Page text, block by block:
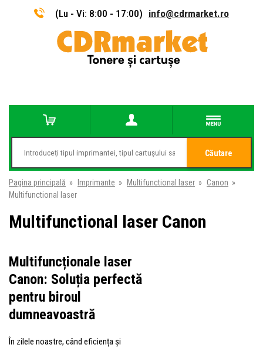
(Lu - Vi: 8:00 - 17:00) info@cdrmarket.ro
Căutare
Pagina principală » Imprimante » Multifunctional laser » Canon »
Multifunctional laser
Multifunctional laser Canon
Multifuncționale laser
Canon: Soluția perfectă
pentru biroul
dumneavoastră
În zilele noastre, când eficiența și